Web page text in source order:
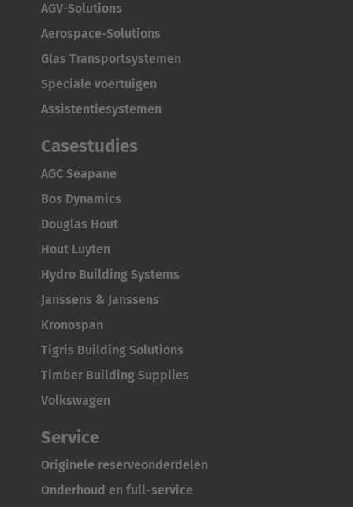
AMERICA
Brasil
Português
United States
English
ASIA/PACIFIC
Australia
English
Japan
Japanese
Türkiye
Türkçe
AGV-Solutions
Aerospace-Solutions
Glas Transportsystemen
Speciale voertuigen
Assistentiesystemen
Casestudies
AGC Seapane
Bos Dynamics
Douglas Hout
Hout Luyten
Hydro Building Systems
Janssens & Janssens
Kronospan
Tigris Building Solutions
Timber Building Supplies
Volkswagen
Service
Originele reserveonderdelen
Onderhoud en full-service